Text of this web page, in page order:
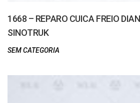
1668 – REPARO CUICA FREIO
SINOTRUK
SEM CATEGORIA